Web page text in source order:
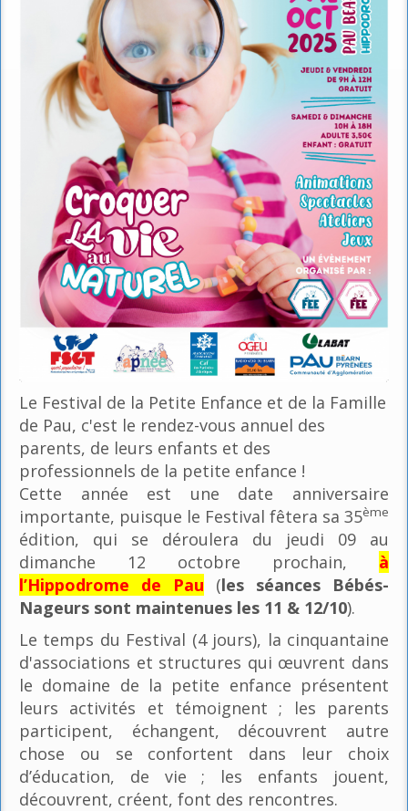
Le Festival de la Petite Enfance et de la Famille
de Pau, c'est le rendez-vous annuel des
parents, de leurs enfants et des
professionnels de la petite enfance !
Cette année est une date anniversaire
importante, puisque le Festival fêtera sa 35ème
édition, qui se déroulera du jeudi 09 au
dimanche 12 octobre prochain, à
l’Hippodrome de Pau (les séances Bébés-
Nageurs sont maintenues les 11 & 12/10).
Le temps du Festival (4 jours), la cinquantaine
d'associations et structures qui œuvrent dans
le domaine de la petite enfance présentent
leurs activités et témoignent ; les parents
participent, échangent, découvrent autre
chose ou se confortent dans leur choix
d’éducation, de vie ; les enfants jouent,
découvrent, créent, font des rencontres.